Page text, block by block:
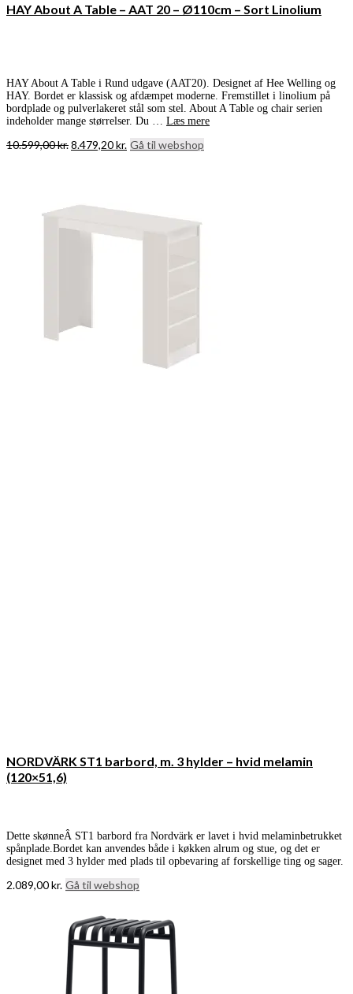
HAY About A Table – AAT 20 – Ø110cm – Sort Linolium
HAY About A Table i Rund udgave (AAT20). Designet af Hee Welling og
HAY. Bordet er klassisk og afdæmpet moderne. Fremstillet i linolium på
bordplade og pulverlakeret stål som stel. About A Table og chair serien
indeholder mange størrelser. Du … Læs mere
10.599,00kr.Den
8.479,20kr. Den
Gå til webshop
NORDVÄRK ST1 barbord, m. 3 hylder – hvid melamin
(120×51,6)
Dette skønneÂ ST1 barbord fra Nordvärk er lavet i hvid melaminbetrukket
spånplade.Bordet kan anvendes både i køkken alrum og stue, og det er
designet med 3 hylder med plads til opbevaring af forskellige ting og sager.
2.089,00kr. Gå til webshop